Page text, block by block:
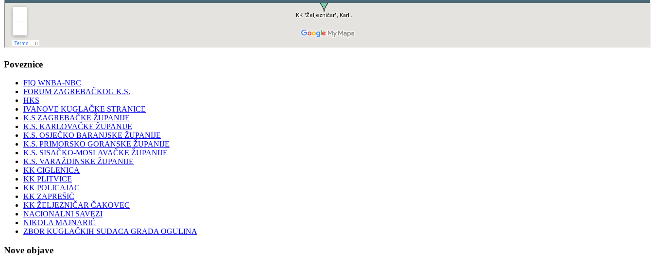
Poveznice
FIQ WNBA-NBC
FORUM ZAGREBAČKOG K.S.
HKS
IVANOVE KUGLAČKE STRANICE
K.S ZAGREBAČKE ŽUPANIJE
K.S. KARLOVAČKE ŽUPANIJE
K.S. OSJEČKO BARANJSKE ŽUPANIJE
K.S. PRIMORSKO GORANSKE ŽUPANIJE
K.S. SISAČKO-MOSLAVAČKE ŽUPANIJE
K.S. VARAŽDINSKE ŽUPANIJE
KK CIGLENICA
KK PLITVICE
KK POLICAJAC
KK ZAPREŠIĆ
KK ŽELJEZNIČAR ČAKOVEC
NACIONALNI SAVEZI
NIKOLA MAJNARIĆ
ZBOR KUGLAČKIH SUDACA GRADA OGULINA
Nove objave